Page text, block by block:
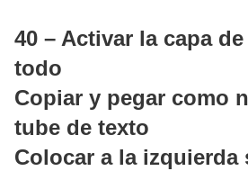
40 – Activar la capa
todo
Copiar y pegar como
tube de texto
Colocar a la izquierda